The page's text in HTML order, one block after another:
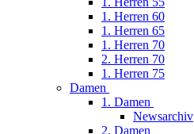
1. Herren 60
1. Herren 65
1. Herren 70
2. Herren 70
1. Herren 75
Damen
1. Damen
Newsarchiv
2. Damen